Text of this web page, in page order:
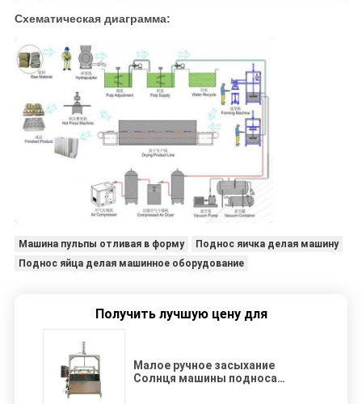
Схематическая диаграмма:
Машина пульпы отливая в форму
Поднос яичка делая машину
Поднос яйца делая машинное оборудование
Получить лучшую цену для
Малое ручное засыхание
Солнця машины подноса